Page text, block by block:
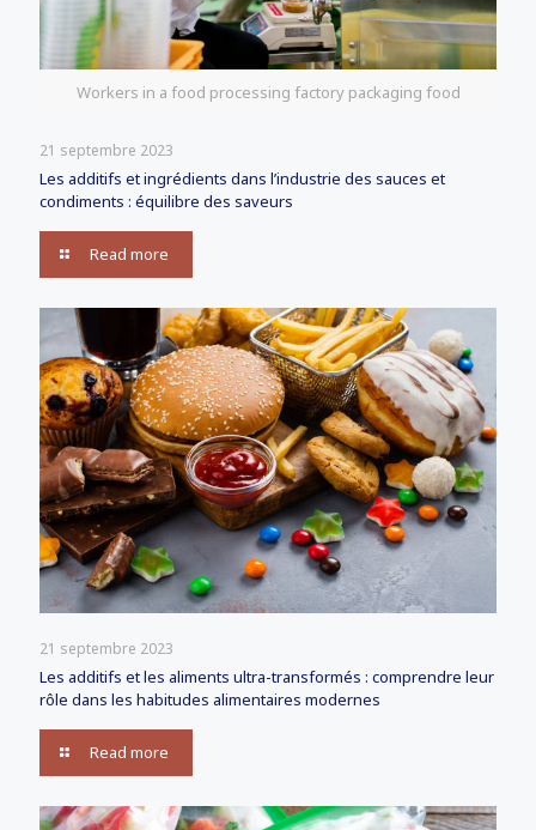
Workers in a food processing factory packaging food
21 septembre 2023
Les additifs et ingrédients dans l’industrie des sauces et
condiments : équilibre des saveurs
Read more
21 septembre 2023
Les additifs et les aliments ultra-transformés : comprendre leur
rôle dans les habitudes alimentaires modernes
Read more